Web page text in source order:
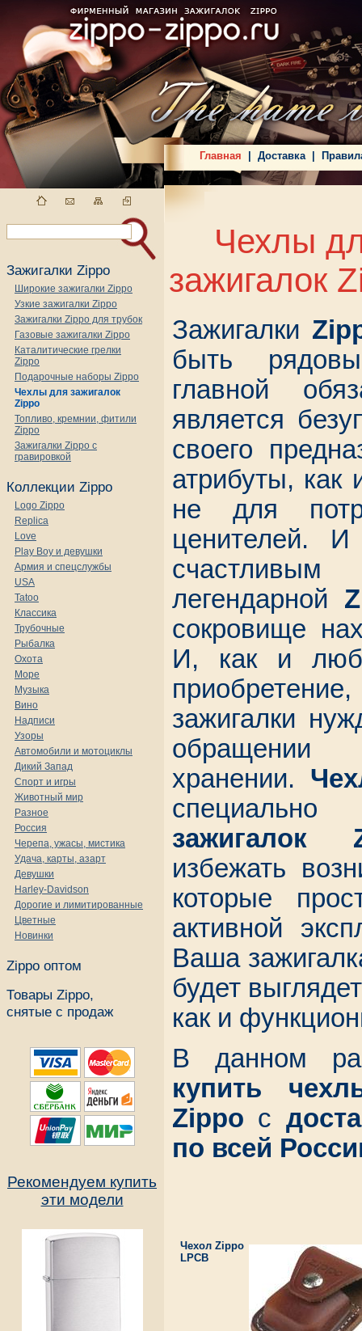
Главная Доставка
Зажигалки Zippo
Широкие зажигалки Zippo
Узкие зажигалки Zippo
Зажигалки Zippo для трубок
Газовые зажигалки Zippo
Каталитические грелки
Zippo
Подарочные наборы Zippo
Чехлы для зажигалок
Zippo
Топливо, кремнии, фитили
Zippo
Зажигалки Zippo с
гравировкой
Коллекции Zippo
Logo Zippo
Replica
Love
Play Boy и девушки
Армия и спецслужбы
USA
Tatoo
Классика
Трубочные
Рыбалка
Охота
Море
Музыка
Вино
Надписи
Узоры
Автомобили и мотоциклы
Дикий Запад
Спорт и игры
Животный мир
Разное
Россия
Черепа, ужасы, мистика
Удача, карты, азарт
Девушки
Harley-Davidson
Дорогие и лимитированные
Цветные
Новинки
Zippo оптом
Товары Zippo,
снятые с продаж
Рекомендуем купить
эти модели
Чехлы
зажигалок
Зажигалки
быть
главной
является
своего
атрибуты, как
не для
ценителей.
легендарной
сокровище
И, как и
зажигалки
хранении.
зажигалок
избежать
которые
активной
Ваша
будет
как и
В данном
купить
Zippo с
по всей
Чехол Zippo
LPCB